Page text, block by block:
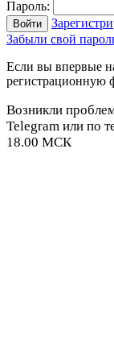
Пароль:
Забыли свой
Если вы впервые
регистрационную
Возникли
Telegram или по
18.00 МСК